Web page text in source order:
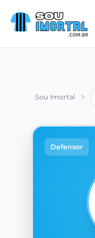
Sou Imortal
Defensor